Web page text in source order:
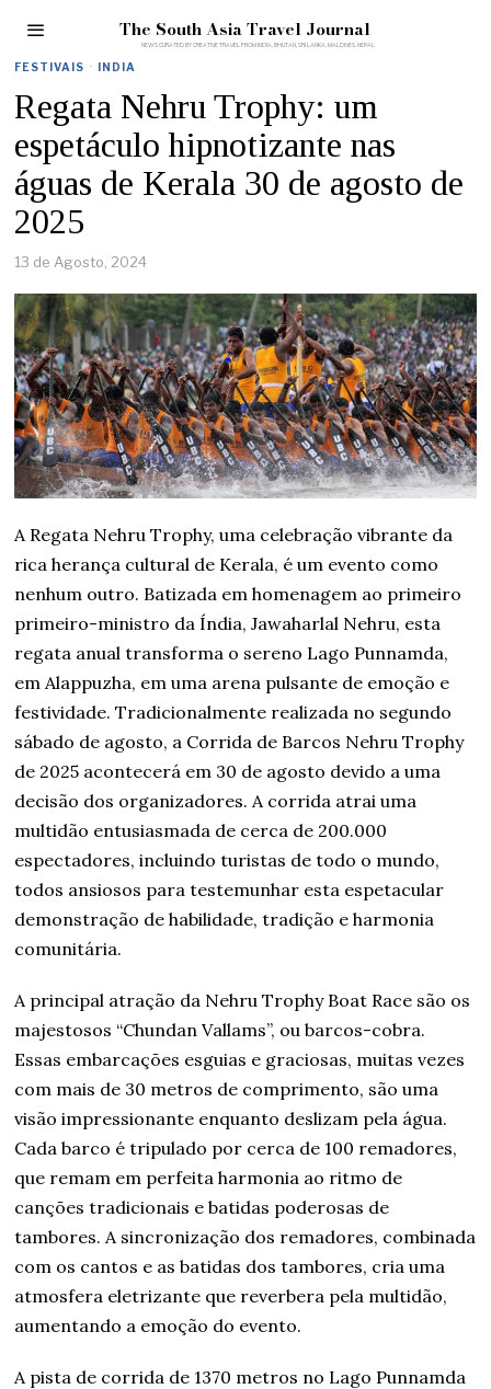
The South Asia Travel Journal
FESTIVAIS · INDIA
Regata Nehru Trophy: um
espetáculo hipnotizante nas
águas de Kerala 30 de agosto de
2025
13 de Agosto, 2024
A Regata Nehru Trophy, uma celebração vibrante da
rica herança cultural de Kerala, é um evento como
nenhum outro. Batizada em homenagem ao primeiro
primeiro-ministro da Índia, Jawaharlal Nehru, esta
regata anual transforma o sereno Lago Punnamda,
em Alappuzha, em uma arena pulsante de emoção e
festividade. Tradicionalmente realizada no segundo
sábado de agosto, a Corrida de Barcos Nehru Trophy
de 2025 acontecerá em 30 de agosto devido a uma
decisão dos organizadores. A corrida atrai uma
multidão entusiasmada de cerca de 200.000
espectadores, incluindo turistas de todo o mundo,
todos ansiosos para testemunhar esta espetacular
demonstração de habilidade, tradição e harmonia
comunitária.
A principal atração da Nehru Trophy Boat Race são os
majestosos “Chundan Vallams”, ou barcos-cobra.
Essas embarcações esguias e graciosas, muitas vezes
com mais de 30 metros de comprimento, são uma
visão impressionante enquanto deslizam pela água.
Cada barco é tripulado por cerca de 100 remadores,
que remam em perfeita harmonia ao ritmo de
canções tradicionais e batidas poderosas de
tambores. A sincronização dos remadores, combinada
com os cantos e as batidas dos tambores, cria uma
atmosfera eletrizante que reverbera pela multidão,
aumentando a emoção do evento.
A pista de corrida de 1370 metros no Lago Punnamda